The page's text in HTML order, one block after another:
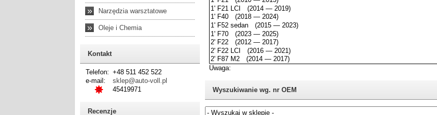
» Narzędzia warsztatowe
» Oleje i Chemia
Kontakt
Telefon: +48 511 452 522
e-mail:
sklep@auto-voll.pl
45419971
Recenzje
Wyszukiwanie wg. nr OEM